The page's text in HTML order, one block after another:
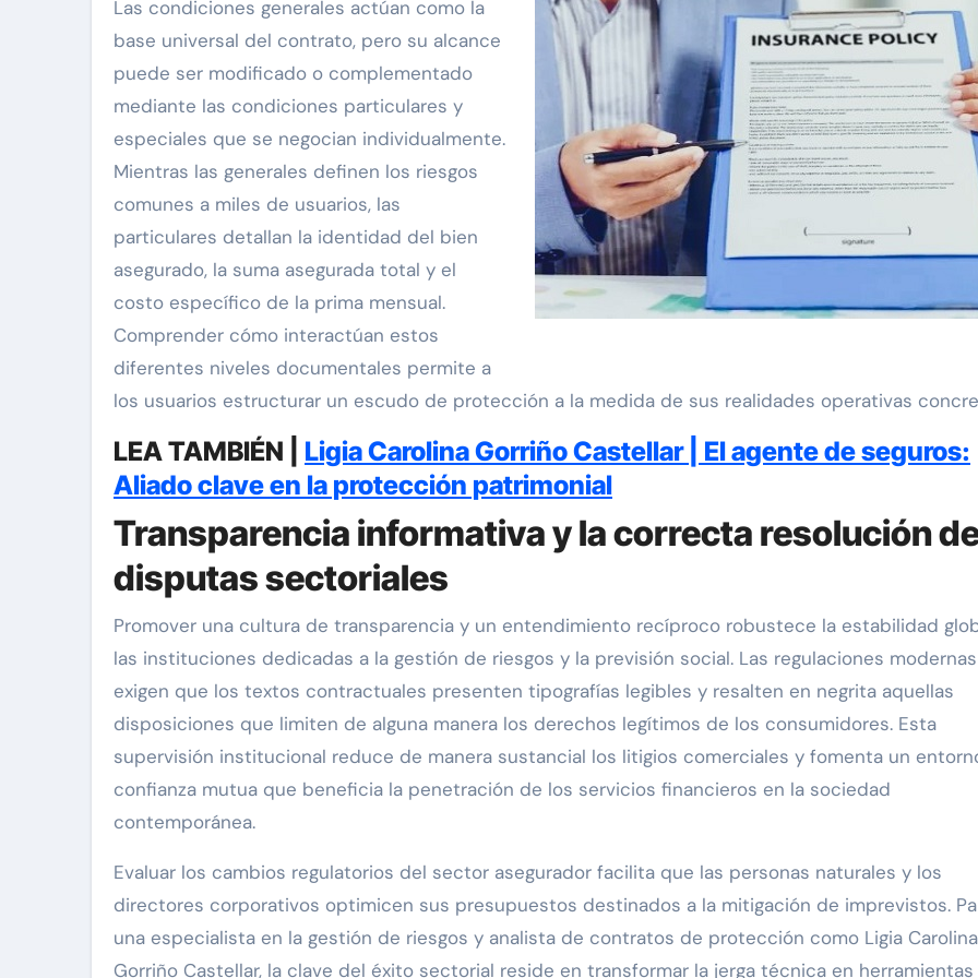
Las condiciones generales actúan como la
base universal del contrato, pero su alcance
puede ser modificado o complementado
mediante las condiciones particulares y
especiales que se negocian individualmente.
Mientras las generales definen los riesgos
comunes a miles de usuarios, las
particulares detallan la identidad del bien
asegurado, la suma asegurada total y el
costo específico de la prima mensual.
Comprender cómo interactúan estos
diferentes niveles documentales permite a
los usuarios estructurar un escudo de protección a la medida de sus realidades operativas
LEA TAMBIÉN | Ligia Carolina Gorriño Castellar | El agente de seguros:
Aliado clave en la protección patrimonial
Transparencia informativa y la correcta resolución
disputas sectoriales
Promover una cultura de transparencia y un entendimiento recíproco robustece la estabilidad
las instituciones dedicadas a la gestión de riesgos y la previsión social. Las regulaciones modernas
exigen que los textos contractuales presenten tipografías legibles y resalten en negrita aquellas
disposiciones que limiten de alguna manera los derechos legítimos de los consumidores. Esta
supervisión institucional reduce de manera sustancial los litigios comerciales y fomenta un
confianza mutua que beneficia la penetración de los servicios financieros en la sociedad
contemporánea.
Evaluar los cambios regulatorios del sector asegurador facilita que las personas naturales y los
directores corporativos optimicen sus presupuestos destinados a la mitigación de imprevistos.
una especialista en la gestión de riesgos y analista de contratos de protección como Ligia Carolina
Gorriño Castellar, la clave del éxito sectorial reside en transformar la jerga técnica en